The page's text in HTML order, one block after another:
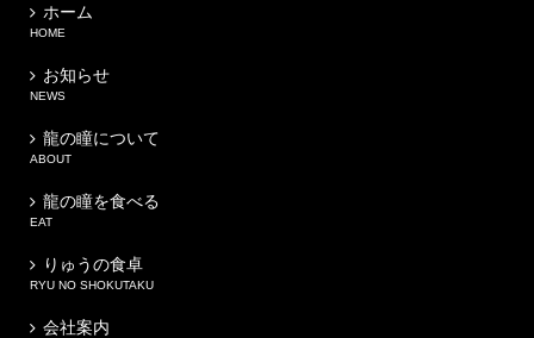
ホーム
HOME
お知らせ
NEWS
龍の瞳について
ABOUT
龍の瞳を食べる
EAT
りゅうの食卓
RYU NO SHOKUTAKU
会社案内